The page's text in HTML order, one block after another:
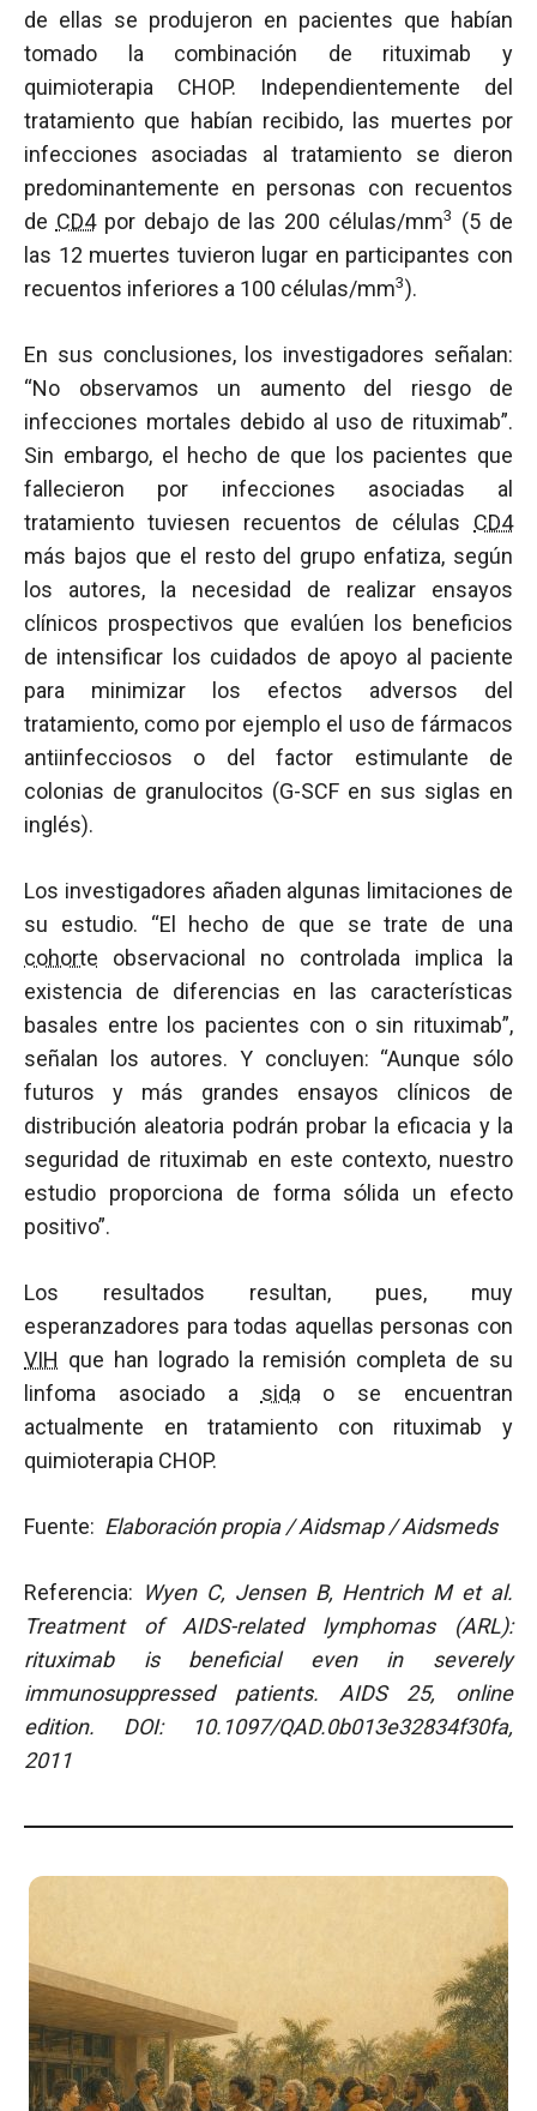
de ellas se produjeron en pacientes que habían
tomado la combinación de rituximab y
quimioterapia CHOP. Independientemente del
tratamiento que habían recibido, las muertes por
infecciones asociadas al tratamiento se dieron
predominantemente en personas con recuentos
de CD4por debajo de las 200 células/mm3
(5 de
las 12 muertes tuvieron lugar en participantes con
recuentos inferiores a 100 células/mm3).
En sus conclusiones, los investigadores señalan:
“No observamos un aumento del riesgo de
infecciones mortales debido al uso de rituximab”.
Sin embargo, el hecho de que los pacientes que
fallecieron por infecciones asociadas al
tratamiento tuviesen recuentos de células CD4
más bajos que el resto del grupo enfatiza, según
los autores, la necesidad de realizar ensayos
clínicos prospectivos que evalúen los beneficios
de intensificar los cuidados de apoyo al paciente
para minimizar los efectos adversos del
tratamiento, como por ejemplo el uso de fármacos
antiinfecciosos o del factor estimulante de
colonias de granulocitos (G-SCF en sus siglas en
inglés).
Los investigadores añaden algunas limitaciones de
su estudio. “El hecho de que se trate de una
cohorte observacional no controlada implica la
existencia de diferencias en las características
basales entre los pacientes con o sin rituximab”,
señalan los autores. Y concluyen: “Aunque sólo
futuros y más grandes ensayos clínicos de
distribución aleatoria podrán probar la eficacia y la
seguridad de rituximab en este contexto, nuestro
estudio proporciona de forma sólida un efecto
positivo”.
Los resultados resultan, pues, muy
esperanzadores para todas aquellas personas con
VIH que han logrado la remisión completa de su
linfoma asociado a sida o se encuentran
actualmente en tratamiento con rituximab y
quimioterapia CHOP.
Fuente: Elaboración propia / Aidsmap / Aidsmeds
Referencia: Wyen C, Jensen B, Hentrich M et al.
Treatment of AIDS-related lymphomas (ARL):
rituximab is beneficial even in severely
immunosuppressed patients. AIDS 25, online
edition. DOI: 10.1097/QAD.0b013e32834f30fa,
2011